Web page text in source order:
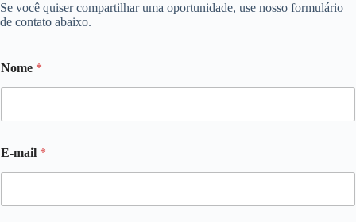
Se você quiser compartilhar uma oportunidade, use nosso formulário
de contato abaixo.
Nome *
E-mail *